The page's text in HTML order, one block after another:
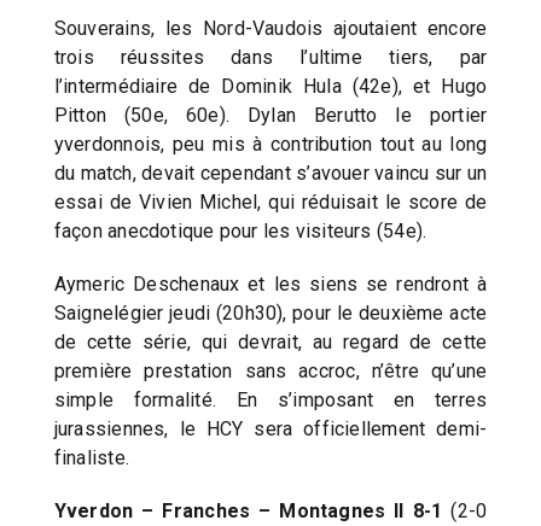
Souverains, les Nord-Vaudois ajoutaient encore
trois réussites dans l’ultime tiers, par
l’intermédiaire de Dominik Hula (42e), et Hugo
Pitton (50e, 60e). Dylan Berutto le portier
yverdonnois, peu mis à contribution tout au long
du match, devait cependant s’avouer vaincu sur un
essai de Vivien Michel, qui réduisait le score de
façon anecdotique pour les visiteurs (54e).
Aymeric Deschenaux et les siens se rendront à
Saignelégier jeudi (20h30), pour le deuxième acte
de cette série, qui devrait, au regard de cette
première prestation sans accroc, n’être qu’une
simple formalité. En s’imposant en terres
jurassiennes, le HCY sera officiellement demi-
finaliste.
Yverdon – Franches – Montagnes II 8-1(2-0